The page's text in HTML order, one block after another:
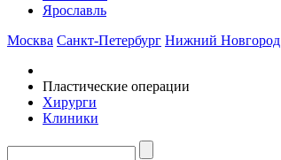
Ярославль
Москва Санкт-Петербург Нижний Новгород
Пластические операции
Хирурги
Клиники